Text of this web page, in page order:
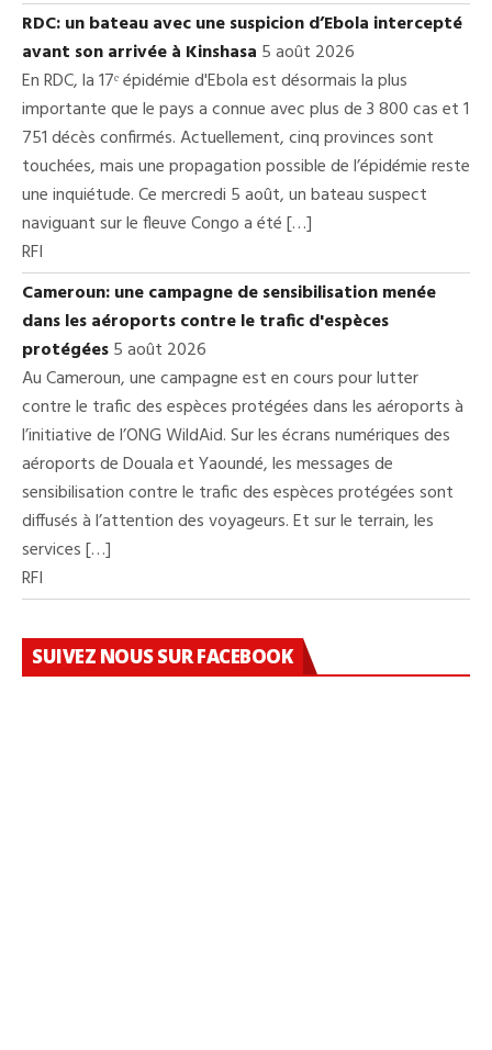
RDC: un bateau avec une suspicion d’Ebola intercepté
avant son arrivée à Kinshasa 5 août 2026
En RDC, la 17ᵉ épidémie d'Ebola est désormais la plus
importante que le pays a connue avec plus de 3 800 cas et 1
751 décès confirmés. Actuellement, cinq provinces sont
touchées, mais une propagation possible de l’épidémie reste
une inquiétude. Ce mercredi 5 août, un bateau suspect
naviguant sur le fleuve Congo a été […]
RFI
Cameroun: une campagne de sensibilisation menée
dans les aéroports contre le trafic d'espèces
protégées5 août 2026
Au Cameroun, une campagne est en cours pour lutter
contre le trafic des espèces protégées dans les aéroports à
l’initiative de l’ONG WildAid. Sur les écrans numériques des
aéroports de Douala et Yaoundé, les messages de
sensibilisation contre le trafic des espèces protégées sont
diffusés à l’attention des voyageurs. Et sur le terrain, les
services […]
RFI
SUIVEZ NOUS SUR FACEBOOK